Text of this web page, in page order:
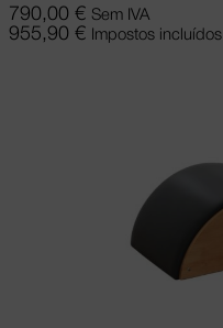
790,00 € Sem IVA
955,90 € Impostos incluídos